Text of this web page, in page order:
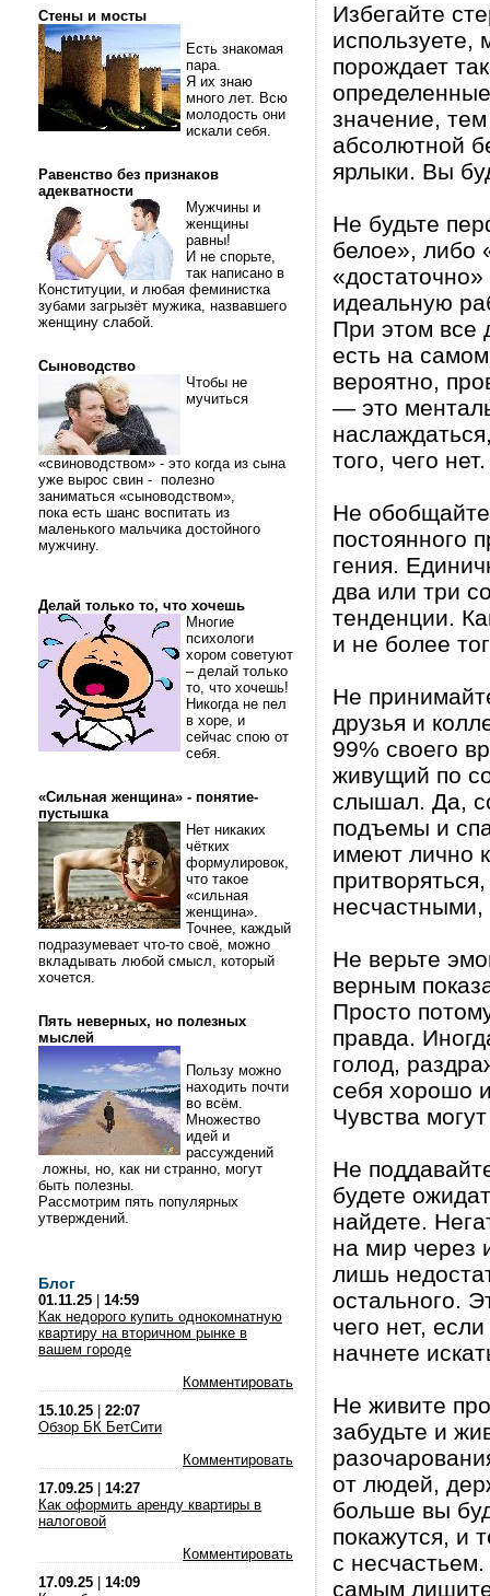
Стены и мосты
Есть знакомая
пара.
Я их знаю
много лет. Всю
молодость они
искали себя.
Равенство без признаков
адекватности
Мужчины и
женщины
равны!
И не спорьте,
так написано в
Конституции, и любая феминистка
зубами загрызёт мужика, назвавшего
женщину слабой.
Сыноводство
Чтобы не
мучиться
«свиноводством» - это когда из сына
уже вырос свин - полезно
заниматься «сыноводством»,
пока есть шанс воспитать из
маленького мальчика достойного
мужчину.
Делай только то, что хочешь
Многие
психологи
хором советуют
– делай только
то, что хочешь!
Никогда не пел
в хоре, и
сейчас спою от
себя.
«Сильная женщина» - понятие-
пустышка
Нет никаких
чётких
формулировок,
что такое
«сильная
женщина».
Точнее, каждый
подразумевает что-то своё, можно
вкладывать любой смысл, который
хочется.
Пять неверных, но полезных
мыслей
Пользу можно
находить почти
во всём.
Множество
идей и
рассуждений
ложны, но, как ни странно, могут
быть полезны.
Рассмотрим пять популярных
утверждений.
Блог
01.11.25
14:59
Как недорого купить однокомнатную
квартиру на вторичном рынке в
вашем городе
Комментировать
15.10.25
22:07
Обзор БК БетСити
Комментировать
17.09.25
14:27
Как оформить аренду квартиры в
налоговой
Комментировать
17.09.25
14:09
Избегайте
используете,
порождает
значение,
абсолютной
ярлыки. Вы
Не будьте
белое», либо
идеальную
При этом все
есть на
вероятно,
— это
того, чего нет.
Не
постоянного
гения.
два или три
тенденции.
и не более
Не
друзья и
99% своего
живущий по
слышал. Да,
подъемы и
имеют лично
Не верьте
верным
Просто
правда.
голод,
себя хорошо
Чувства
Не
будете
найдете.
на мир через
лишь
остального.
чего нет,
начнете
Не живите
забудьте и
от людей,
больше вы
покажутся, и
с
самым